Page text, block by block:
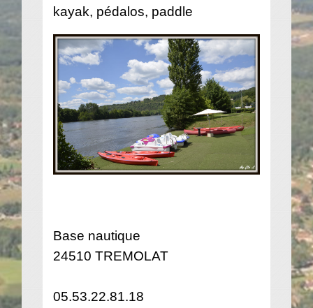
kayak, pédalos, paddle
Base nautique
24510 TREMOLAT
05.53.22.81.18